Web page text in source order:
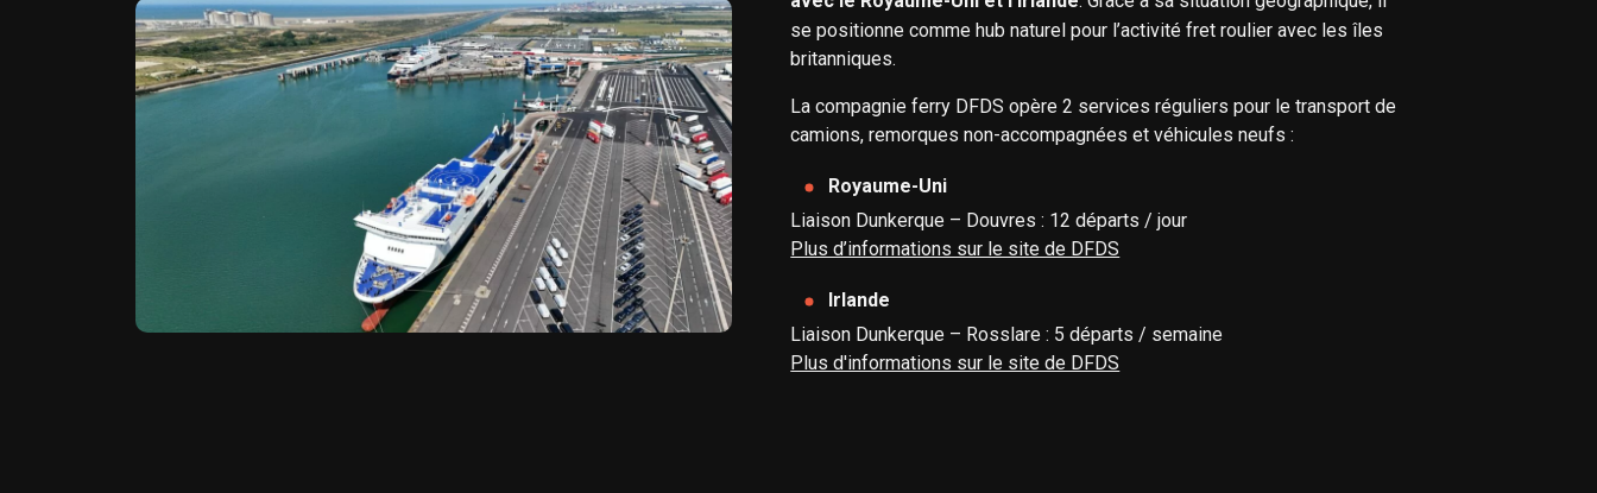
se positionne comme hub naturel pour l’activité fret roulier avec les îles
britanniques.
La compagnie ferry DFDS opère 2 services réguliers pour le transport de
camions, remorques non-accompagnées et véhicules neufs :
Royaume-Uni
Liaison Dunkerque – Douvres : 12 départs / jour
Plus d’informations sur le site de DFDS
Irlande
Liaison Dunkerque – Rosslare : 5 départs / semaine
Plus d'informations sur le site de DFDS